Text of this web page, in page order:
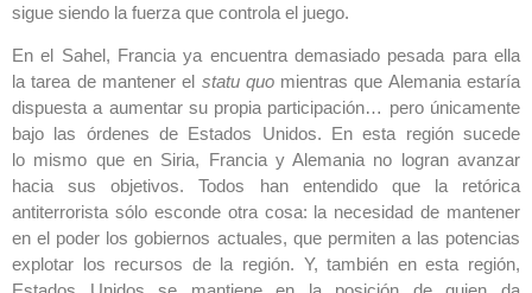
sigue siendo la fuerza que controla ‎el juego. ‎
En el Sahel, Francia ya encuentra demasiado pesada para ella
la tarea de mantener el statu quo‎mientras que Alemania estaría
dispuesta a aumentar su propia participación… pero únicamente
‎bajo las órdenes de Estados Unidos. En esta región sucede
lo mismo que en Siria, Francia y ‎Alemania no logran avanzar
hacia sus objetivos. Todos han entendido que la retórica
‎antiterrorista sólo esconde otra cosa: la necesidad de mantener
en el poder los gobiernos ‎actuales, que permiten a las potencias
explotar los recursos de la región. Y, también en esta ‎región,